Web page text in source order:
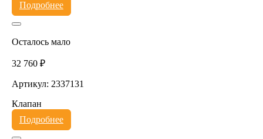
Подробнее
Осталось мало
32 760 ₽
Артикул: 2337131
Клапан
Подробнее